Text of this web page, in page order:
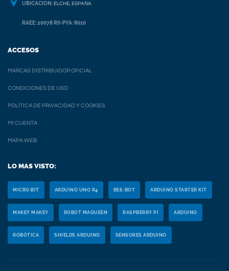
UBICACION: ELCHE, ESPAÑA
RAEE: 20078 RII-PYA: 8010
ACCESOS
MARCAS DISTRIBUIDOR OFICIAL
CONDICIONES DE USO
POLÍTICA DE PRIVACIDAD Y COOKIES
MI CUENTA
MAPA WEB
LO MAS VISTO:
MICRO:BIT ARDUINO UNO R4 BEE-BOT ARDUINO STARTER KIT
MAKEY MAKEY ROBOT MAQUEEN RASPBERRY PI ARDUINO
ROBÓTICA SHIELDS ARDUINO SENSORES ARDUINO